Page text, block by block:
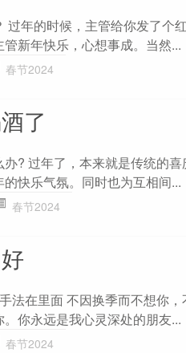
年的时候，主管给你发了个
新年快乐，心想事成。当然...
春节2024
了
? 过年了，本来就是传统的
快乐气氛。同时也为互相间...
春节2024
法在里面 不因换季而不想你
你永远是我心灵深处的朋友...
春节2024